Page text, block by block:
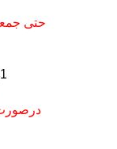
حتی
1روز ضمانت بازگشت کالا